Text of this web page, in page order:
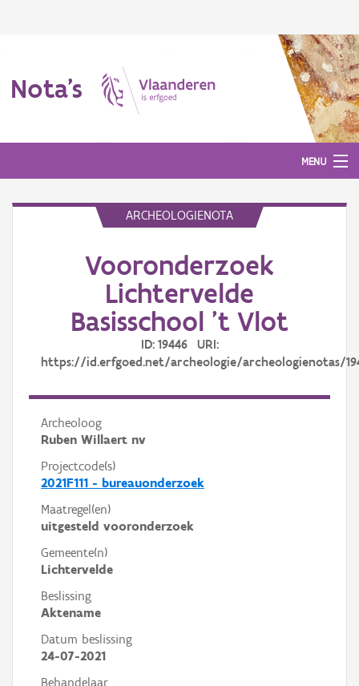
Nota's
MENU
ARCHEOLOGIENOTA
Vooronderzoek
Lichtervelde
Basisschool 't Vlot
ID: 19446 URI:
https://id.erfgoed.net/archeologie/archeologienotas/
Archeoloog
Ruben Willaert nv
Projectcode(s)
2021F111 - bureauonderzoek
Maatregel(en)
uitgesteld vooronderzoek
Gemeente(n)
Lichtervelde
Beslissing
Aktename
Datum beslissing
24-07-2021
Behandelaar